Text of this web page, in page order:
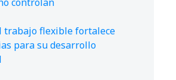
controlan
trabajo flexible fortalece
para su desarrollo